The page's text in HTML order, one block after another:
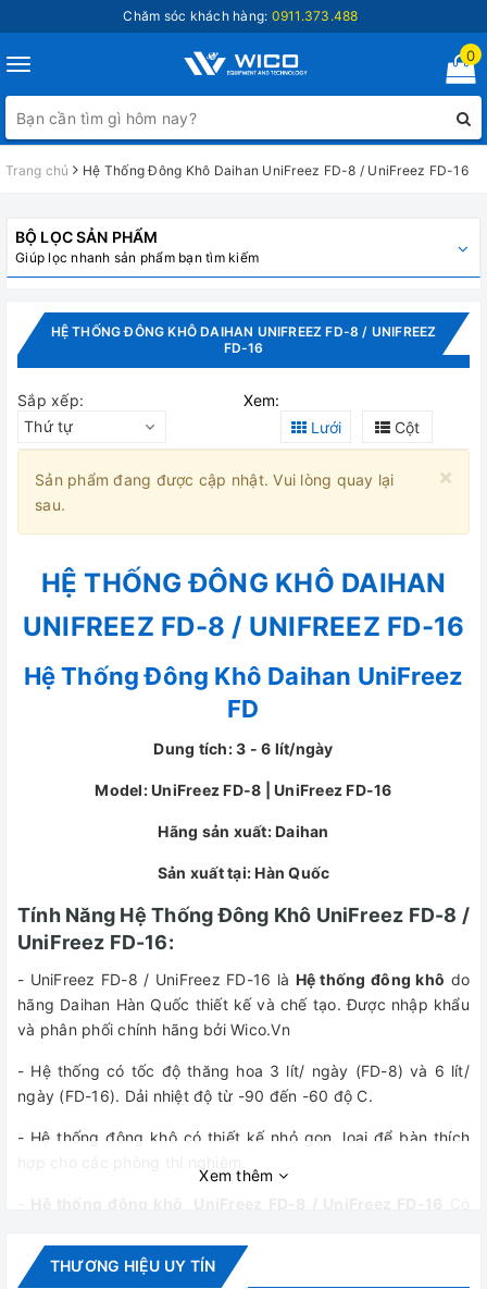
Chăm sóc khách hàng: 0911.373.488
Toggle
navigation
0
Trang chủ Hệ Thống Đông Khô Daihan UniFreez FD-8 / UniFreez FD-16
BỘ LỌC SẢN PHẨM
Giúp lọc nhanh sản phẩm bạn tìm kiếm
HỆ THỐNG ĐÔNG KHÔ DAIHAN UNIFREEZ FD-8 / UNIFREEZ
FD-16
Sắp xếp:
Thứ tự
Xem:
Lưới
Cột
×
Sản phẩm đang được cập nhật. Vui lòng quay lại
sau.
HỆ THỐNG ĐÔNG KHÔ DAIHAN
UNIFREEZ FD-8 / UNIFREEZ FD-16
Hệ Thống Đông Khô Daihan UniFreez
FD
Dung tích: 3 - 6 lít/ngày
Model: UniFreez FD-8 | UniFreez FD-16
Hãng sản xuất: Daihan
Sản xuất tại: Hàn Quốc
Tính Năng Hệ Thống Đông Khô UniFreez FD-8 /
UniFreez FD-16:
- UniFreez FD-8 / UniFreez FD-16 là Hệ thống đông khô do
hãng Daihan Hàn Quốc thiết kế và chế tạo. Được nhập khẩu
và phân phối chính hãng bởi Wico.Vn
- Hệ thống có tốc độ thăng hoa 3 lít/ ngày (FD-8) và 6 lít/
ngày (FD-16). Dải nhiệt độ từ -90 đến -60 độ C.
- Hệ thống đông khô có thiết kế nhỏ gọn, loại để bàn thích
- Màn hình LCD hiển thị nhiệt độ và độ chân không.
Xem thêm
THƯƠNG HIỆU UY TÍN